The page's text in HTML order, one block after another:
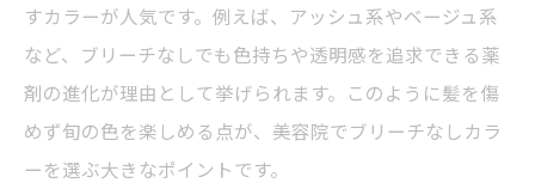
すカラーが人気です。例えば、アッシュ系やベージュ系
など、ブリーチなしでも色持ちや透明感を追求できる薬
剤の進化が理由として挙げられます。このように髪を傷
めず旬の色を楽しめる点が、美容院でブリーチなしカラ
ーを選ぶ大きなポイントです。